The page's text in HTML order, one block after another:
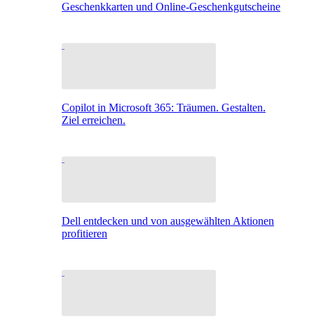
Geschenkkarten und Online-Geschenkgutscheine
Copilot in Microsoft 365: Träumen. Gestalten.
Ziel erreichen.
Dell entdecken und von ausgewählten Aktionen
profitieren